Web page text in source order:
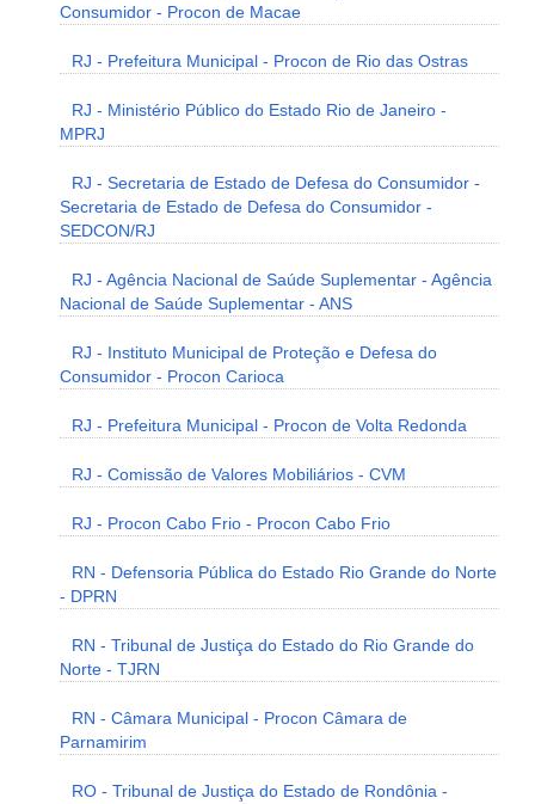
Consumidor - Procon de Macae
RJ - Prefeitura Municipal - Procon de Rio das Ostras
RJ - Ministério Público do Estado Rio de Janeiro -
MPRJ
RJ - Secretaria de Estado de Defesa do Consumidor -
Secretaria de Estado de Defesa do Consumidor -
SEDCON/RJ
RJ - Agência Nacional de Saúde Suplementar - Agência
Nacional de Saúde Suplementar - ANS
RJ - Instituto Municipal de Proteção e Defesa do
Consumidor - Procon Carioca
RJ - Prefeitura Municipal - Procon de Volta Redonda
RJ - Comissão de Valores Mobiliários - CVM
RJ - Procon Cabo Frio - Procon Cabo Frio
RN - Defensoria Pública do Estado Rio Grande do Norte
- DPRN
RN - Tribunal de Justiça do Estado do Rio Grande do
Norte - TJRN
RN - Câmara Municipal - Procon Câmara de
Parnamirim
RO - Tribunal de Justiça do Estado de Rondônia -